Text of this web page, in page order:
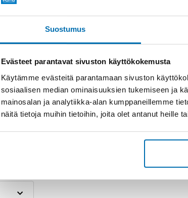
Suostumus
Evästeet parantavat sivuston käyttökokemusta
Käytämme evästeitä parantamaan sivuston
sosiaalisen median ominaisuuksien tukemiseen ja
mainosalan ja analytiikka-alan kumppaneillemme
näitä tietoja muihin tietoihin, joita olet antanut heille